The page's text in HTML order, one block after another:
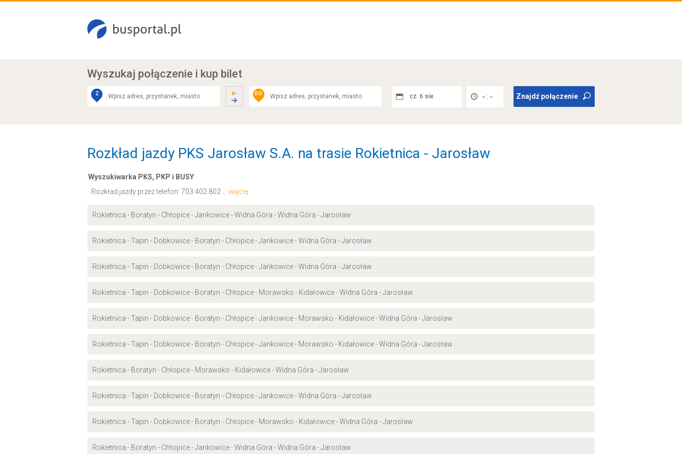
Wyszukaj połączenie i kup bilet
Z DO cz. 6 sie. -- : -- Znajdź połączenie
Rozkład jazdy PKS Jarosław S.A. na trasie Rokietnica - Jarosław
Wyszukiwarka PKS, PKP i BUSY
Rozkład jazdy przez telefon: 703 402 802 ... więcej
Rokietnica - Boratyn - Chłopice - Jankowice - Widna Góra - Widna Góra - Jarosław
Rokietnica - Tapin - Dobkowice - Boratyn - Chłopice - Jankowice - Widna Góra - Jarosław
Rokietnica - Tapin - Dobkowice - Boratyn - Chłopice - Jankowice - Widna Góra - Jarosław
Rokietnica - Tapin - Dobkowice - Boratyn - Chłopice - Morawsko - Kidałowice - Widna Góra - Jarosław
Rokietnica - Tapin - Dobkowice - Boratyn - Chłopice - Jankowice - Morawsko - Kidałowice - Widna Góra - Jarosław
Rokietnica - Tapin - Dobkowice - Boratyn - Chłopice - Jankowice - Morawsko - Kidałowice - Widna Góra - Jarosław
Rokietnica - Boratyn - Chłopice - Morawsko - Kidałowice - Widna Góra - Jarosław
Rokietnica - Tapin - Dobkowice - Boratyn - Chłopice - Jankowice - Widna Góra - Jarosław
Rokietnica - Tapin - Dobkowice - Boratyn - Chłopice - Morawsko - Kidałowice - Widna Góra - Jarosław
Rokietnica - Boratyn - Chłopice - Jankowice - Widna Góra - Widna Góra - Jarosław